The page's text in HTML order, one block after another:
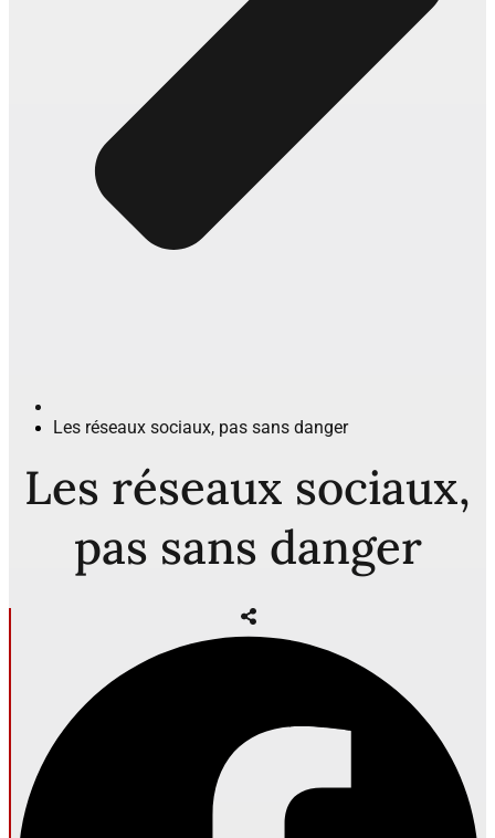
Les réseaux sociaux, pas sans danger
Les réseaux sociaux,
pas sans danger